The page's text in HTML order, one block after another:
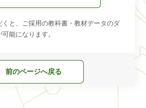
くと、ご採用の教科書・教材データのダ
能になります。
前のページへ戻る